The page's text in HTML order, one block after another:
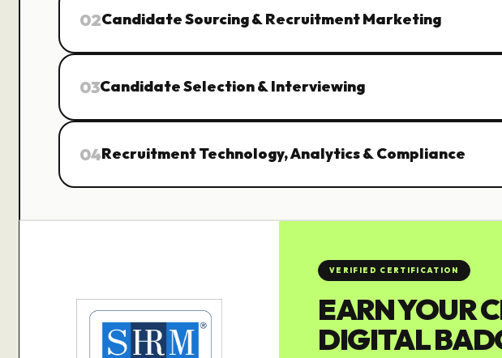
02Candidate Sourcing & Recruitment Marketing
03Candidate Selection & Interviewing
04Recruitment Technology, Analytics & Compliance
VERIFIED CERTIFICATION
EARN YOUR
DIGITAL